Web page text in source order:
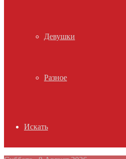
Девушки
Разное
Искать